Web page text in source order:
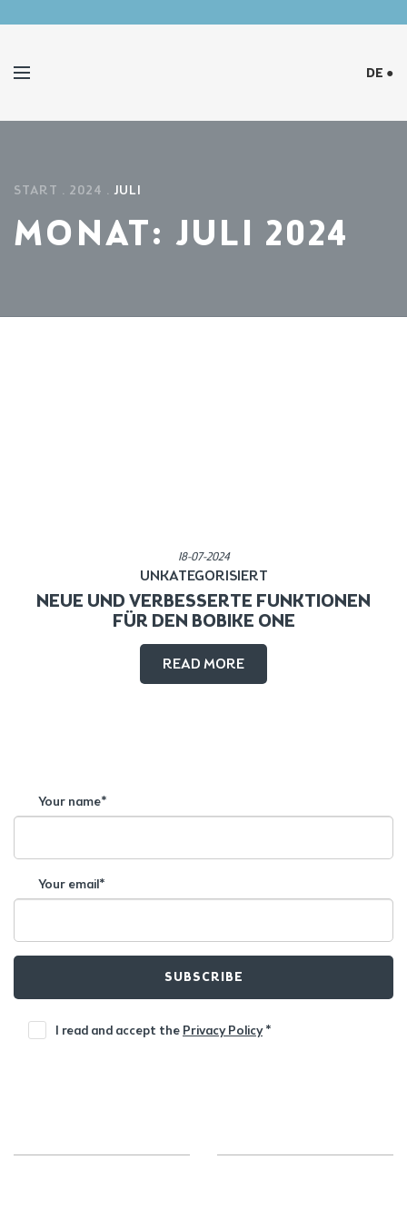
DE ●
START 2024 JULI
MONAT: JULI 2024
Published in:
18-07-2024
UNKATEGORISIERT
NEUE UND VERBESSERTE FUNKTIONEN
FÜR DEN BOBIKE ONE
READ MORE
Your name*
Your email*
SUBSCRIBE
I read and accept the Privacy Policy*